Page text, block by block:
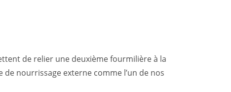
de relier une deuxième fourmilière à la
nourrissage externe comme l’un de nos